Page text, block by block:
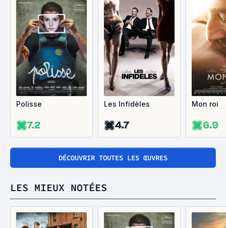
Polisse
7.2
Les Infidèles
4.7
Mon roi
6.9
DÉCOUVRIR TOUTES LES ŒUVRES
LES MIEUX NOTÉES